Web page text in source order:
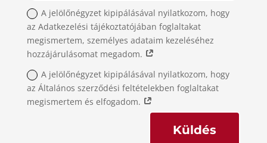
A jelölőnégyzet kipipálásával nyilatkozom, hogy
az Adatkezelési tájékoztatójában foglaltakat
megismertem, személyes adataim kezeléséhez
hozzájárulásomat megadom.
A jelölőnégyzet kipipálásával nyilatkozom, hogy
az Általános szerződési feltételekben foglaltakat
megismertem és elfogadom.
Küldés